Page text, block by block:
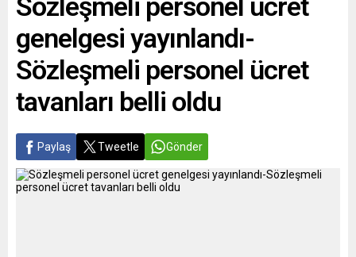
Sözleşmeli personel ücret
genelgesi yayınlandı-
Sözleşmeli personel ücret
tavanları belli oldu
Paylaş Tweetle Gönder